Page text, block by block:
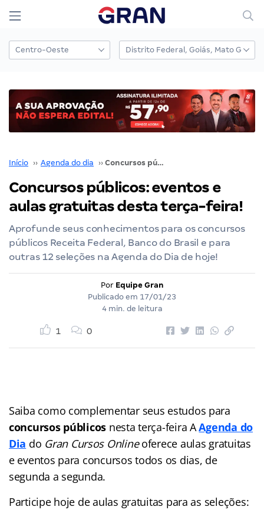
Início ›› Agenda do dia ›› Concursos públicos: eventos e aulas gratuitas desta terça-feira!
Concursos públicos: eventos e
aulas gratuitas desta terça-feira!
Aprofunde seus conhecimentos para os concursos
públicos Receita Federal, Banco do Brasil e para
outras 12 seleções na Agenda do Dia de hoje!
Por Equipe Gran
Publicado em 17/01/23
4 min. de leitura
1 0
Saiba como complementar seus estudos para
concursos públicos nesta terça-feira AAgenda do
Dia do Gran Cursos Onlineoferece aulas gratuitas
e eventos para concursos todos os dias, de
segunda a segunda.
Participe hoje de aulas gratuitas para as seleções: